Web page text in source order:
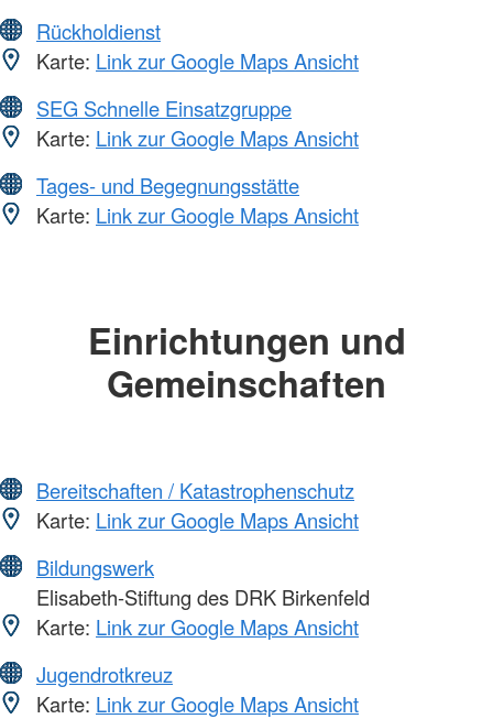
Rückholdienst
Karte: Link zur Google Maps Ansicht
SEG Schnelle Einsatzgruppe
Karte: Link zur Google Maps Ansicht
Tages- und Begegnungsstätte
Karte: Link zur Google Maps Ansicht
Einrichtungen und
Gemeinschaften
Bereitschaften / Katastrophenschutz
Karte: Link zur Google Maps Ansicht
Bildungswerk
Elisabeth-Stiftung des DRK Birkenfeld
Karte: Link zur Google Maps Ansicht
Jugendrotkreuz
Karte: Link zur Google Maps Ansicht